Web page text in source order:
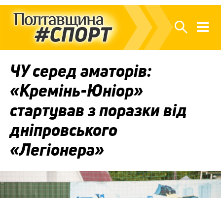
ЧУ серед аматорів:
«Кремінь-Юніор»
стартував з поразки від
дніпровського
«Легіонера»